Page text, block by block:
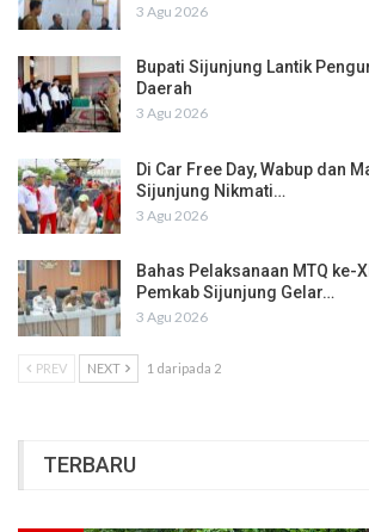
3 Agu 2026
Bupati Sijunjung Lantik
Daerah
3 Agu 2026
Di Car Free Day, Wabup dan
Sijunjung Nikmati…
3 Agu 2026
Bahas Pelaksanaan MTQ ke-
Pemkab Sijunjung Gelar…
3 Agu 2026
PREV NEXT 1 daripada 2
TERBARU